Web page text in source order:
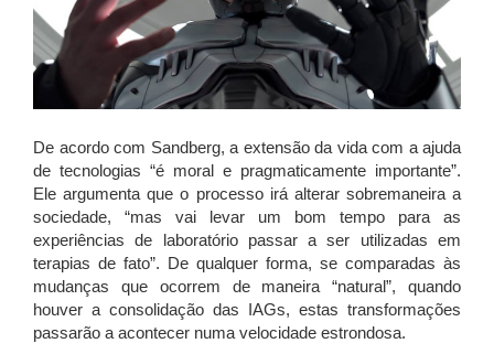
De acordo com Sandberg, a extensão da vida com a ajuda
de tecnologias “é moral e pragmaticamente importante”.
Ele argumenta que o processo irá alterar sobremaneira a
sociedade, “mas vai levar um bom tempo para as
experiências de laboratório passar a ser utilizadas em
terapias de fato”. De qualquer forma, se comparadas às
mudanças que ocorrem de maneira “natural”, quando
houver a consolidação das IAGs, estas transformações
passarão a acontecer numa velocidade estrondosa.